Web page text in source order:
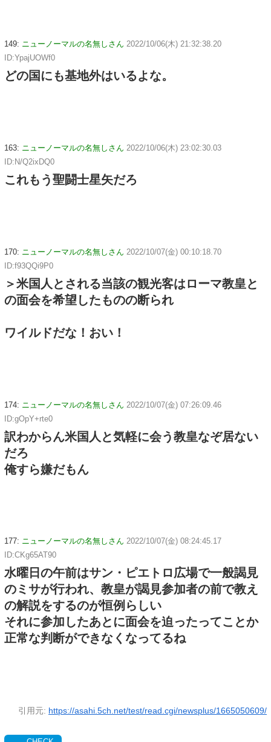
149: ニューノーマルの名無しさん 2022/10/06(木) 21:32:38.20
ID:YpajUOWf0
どの国にも基地外はいるよな。
163: ニューノーマルの名無しさん 2022/10/06(木) 23:02:30.03
ID:N/Q2ixDQ0
これもう聖闘士星矢だろ
170: ニューノーマルの名無しさん 2022/10/07(金) 00:10:18.70
ID:f93QQi9P0
＞米国人とされる当該の観光客はローマ教皇と
の面会を希望したものの断られ
ワイルドだな！おい！
174: ニューノーマルの名無しさん 2022/10/07(金) 07:26:09.46
ID:gOpY+rte0
訳わからん米国人と気軽に会う教皇なぞ居ない
だろ
俺すら嫌だもん
177: ニューノーマルの名無しさん 2022/10/07(金) 08:24:45.17
ID:CKg65AT90
水曜日の午前はサン・ピエトロ広場で一般謁見
のミサが行われ、教皇が謁見参加者の前で教え
の解説をするのが恒例らしい
それに参加したあとに面会を迫ったってことか
正常な判断ができなくなってるね
引用元: https://asahi.5ch.net/test/read.cgi/newsplus/1665050609/